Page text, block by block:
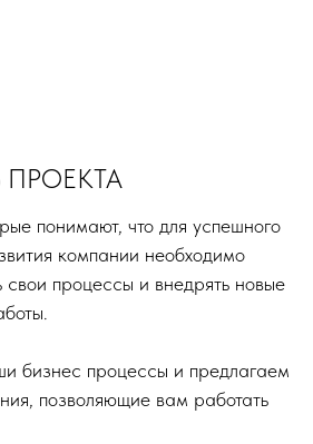
понимают, что для успешного
компании необходимо
свои процессы и внедрять новые
бизнес процессы и предлагаем
позволяющие вам работать